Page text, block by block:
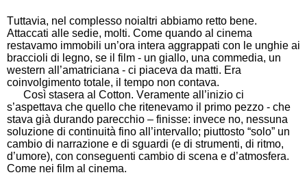
Tuttavia, nel complesso noialtri abbiamo retto bene.
Attaccati alle sedie, molti. Come quando al cinema
restavamo immobili un’ora intera aggrappati con le unghie ai
braccioli di legno, se il film - un giallo, una commedia, un
western all’amatriciana - ci piaceva da matti. Era
coinvolgimento totale, il tempo non contava.
Così stasera al Cotton. Veramente all’inizio ci
s’aspettava che quello che ritenevamo il primo pezzo - che
stava già durando parecchio – finisse: invece no, nessuna
soluzione di continuità fino all’intervallo; piuttosto “solo” un
cambio di narrazione e di sguardi (e di strumenti, di ritmo,
d’umore), con conseguenti cambio di scena e d’atmosfera.
Come nei film al cinema.